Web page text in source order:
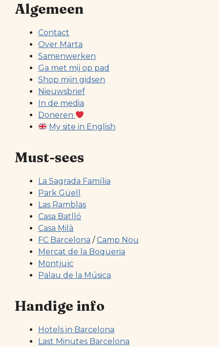
Algemeen
Contact
Over Marta
Samenwerken
Ga met mij op pad
Shop mijn gidsen
Nieuwsbrief
In de media
Doneren
My site in English
Must-sees
La Sagrada Família
Park Güell
Las Ramblas
Casa Batlló
Casa Milà
FC Barcelona /Camp Nou
Mercat de la Boqueria
Montjuïc
Palau de la Música
Handige info
Hotels in Barcelona
Last Minutes Barcelona